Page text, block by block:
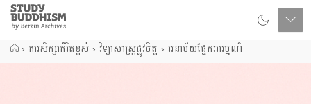
Close
Study
Buddhism
Home
› ការសិក្សាកំរិតខ្ពស់ ›វិទ្យាសាស្រ្តផ្លូវចិត្ត › អនាម័យផ្នែកអារម្មណ៏